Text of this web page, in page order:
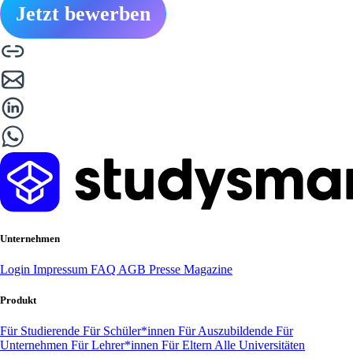
Jetzt bewerben
Unternehmen
Login Impressum FAQ AGB Presse Magazine
Produkt
Für Studierende Für Schüler*innen Für Auszubildende Für
Unternehmen Für Lehrer*innen Für Eltern Alle Universitäten